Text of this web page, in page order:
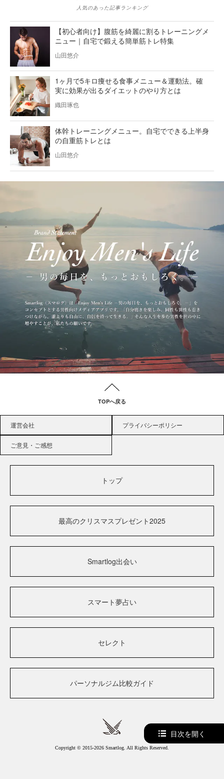
人気のあった記事ランキング
【初心者向け】腹筋を綺麗に割るトレーニングメ
ニュー｜自宅で鍛える簡単筋トレ特集
山田悠介
1ヶ月で5キロ痩せる食事メニュー＆運動法。確
実に効果が出るダイエットのやり方とは
織田琢也
体幹トレーニングメニュー。自宅でできる上半身
の自重筋トレとは
山田悠介
TOPへ戻る
運営会社 プライバシーポリシー
ご意見・ご感想
トップ
最高のクリスマスプレゼント2025
Smartlog出会い
スマート夢占い
セレクト
パーソナルジム比較ガイド
Copyright © 2015-2026 Smartlog. All Rights Reserved.
目次を開く